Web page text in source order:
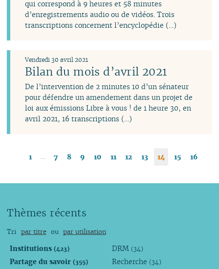
qui correspond à 9 heures et 58 minutes
d’enregistrements audio ou de vidéos. Trois
transcriptions concernent l’encyclopédie (…)
Bilan du mois d’avril 2021
Vendredi 30 avril 2021
De l’intervention de 2 minutes 10 d’un sénateur
pour défendre un amendement dans un projet de
loi aux émissions Libre à vous ! de 1 heure 30, en
avril 2021, 16 transcriptions (…)
1 … 7 8 9 10 11 12 13 14 15 16
Thèmes récents
Tri par titre ou par utilisation
Institutions (423)
Partage du savoir (355)
DRM (34)
Recherche (34)